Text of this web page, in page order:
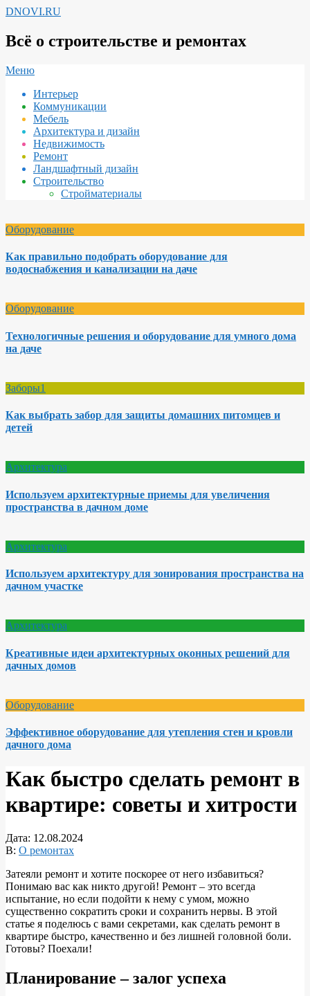
Перейти
содержимому
DNOVI.RU
Всё о строительстве и ремонтах
Вторичное
навигации
Меню
Интерьер
Коммуникации
Мебель
Архитектура и дизайн
Недвижимость
Ремонт
Ландшафтный дизайн
Строительство
Стройматериалы
Оборудование
Как правильно подобрать оборудование для
водоснабжения и канализации на даче
Оборудование
Технологичные решения и оборудование для умного дома
на даче
Заборы1
Как выбрать забор для защиты домашних питомцев и
детей
Архитектура
Используем архитектурные приемы для увеличения
пространства в дачном доме
Архитектура
Используем архитектуру для зонирования пространства на
дачном участке
Архитектура
Креативные идеи архитектурных оконных решений для
дачных домов
Оборудование
Эффективное оборудование для утепления стен и кровли
дачного дома
Как быстро сделать ремонт в
квартире: советы и хитрости
Дата: 12.08.2024
В: О ремонтах
Затеяли ремонт и хотите поскорее от него избавиться?
Понимаю вас как никто другой! Ремонт – это всегда
испытание, но если подойти к нему с умом, можно
существенно сократить сроки и сохранить нервы. В этой
статье я поделюсь с вами секретами, как сделать ремонт в
квартире быстро, качественно и без лишней головной боли.
Готовы? Поехали!
Планирование – залог успеха